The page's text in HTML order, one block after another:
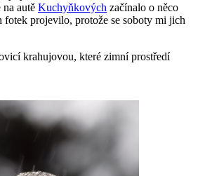
na autě Kuchyňkových začínalo o něco
fotek projevilo, protože se soboty mi jich
krahujovou, které zimní prostředí